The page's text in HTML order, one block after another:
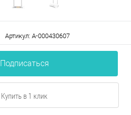
Артикул: А-000430607
Подписаться
Купить в 1 клик